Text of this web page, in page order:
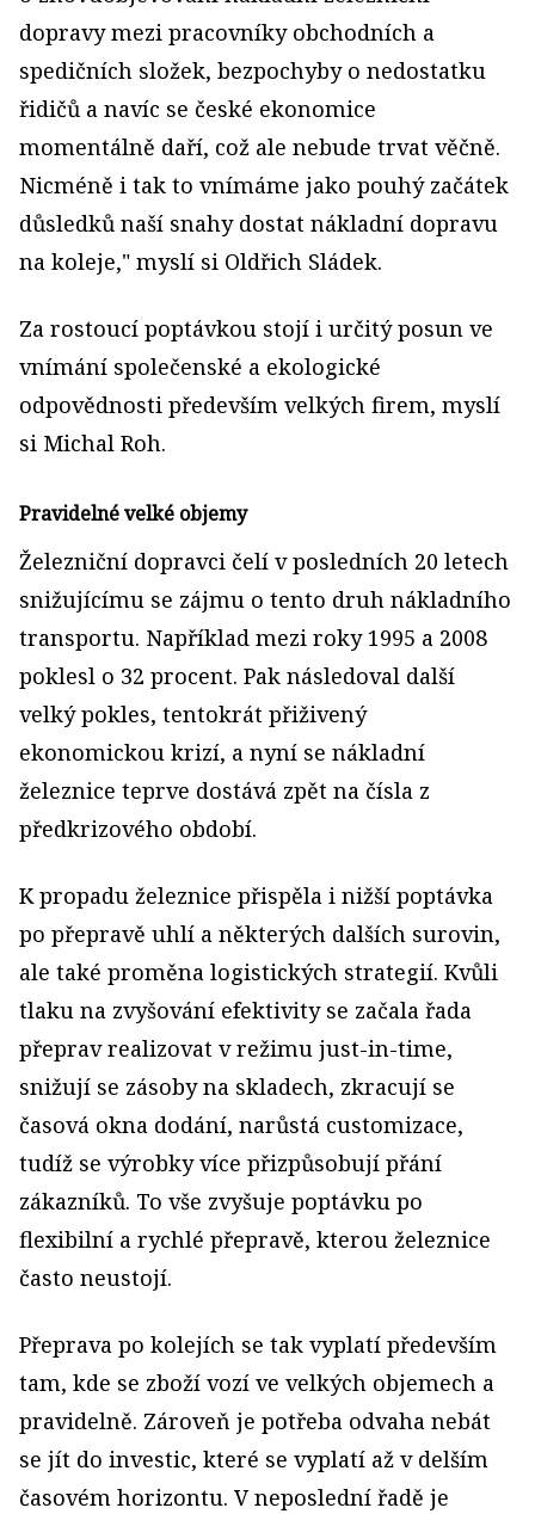
dopravy mezi pracovníky obchodních a
spedičních složek, bezpochyby o nedostatku
řidičů a navíc se české ekonomice
momentálně daří, což ale nebude trvat věčně.
Nicméně i tak to vnímáme jako pouhý začátek
důsledků naší snahy dostat nákladní dopravu
na koleje," myslí si Oldřich Sládek.
Za rostoucí poptávkou stojí i určitý posun ve
vnímání společenské a ekologické
odpovědnosti především velkých firem, myslí
si Michal Roh.
Pravidelné velké objemy
Železniční dopravci čelí v posledních 20 letech
snižujícímu se zájmu o tento druh nákladního
transportu. Například mezi roky 1995 a 2008
poklesl o 32 procent. Pak následoval další
velký pokles, tentokrát přiživený
ekonomickou krizí, a nyní se nákladní
železnice teprve dostává zpět na čísla z
předkrizového období.
K propadu železnice přispěla i nižší poptávka
po přepravě uhlí a některých dalších surovin,
ale také proměna logistických strategií. Kvůli
tlaku na zvyšování efektivity se začala řada
přeprav realizovat v režimu just-in-time,
snižují se zásoby na skladech, zkracují se
časová okna dodání, narůstá customizace,
tudíž se výrobky více přizpůsobují přání
zákazníků. To vše zvyšuje poptávku po
flexibilní a rychlé přepravě, kterou železnice
často neustojí.
Přeprava po kolejích se tak vyplatí především
tam, kde se zboží vozí ve velkých objemech a
pravidelně. Zároveň je potřeba odvaha nebát
se jít do investic, které se vyplatí až v delším
časovém horizontu. V neposlední řadě je